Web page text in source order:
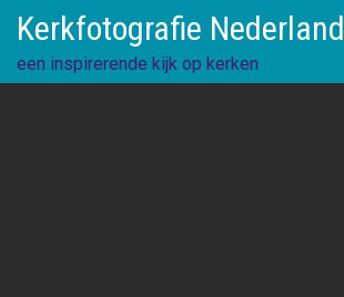
content
Kerkfotografie Nederland
een inspirerende kijk op kerken